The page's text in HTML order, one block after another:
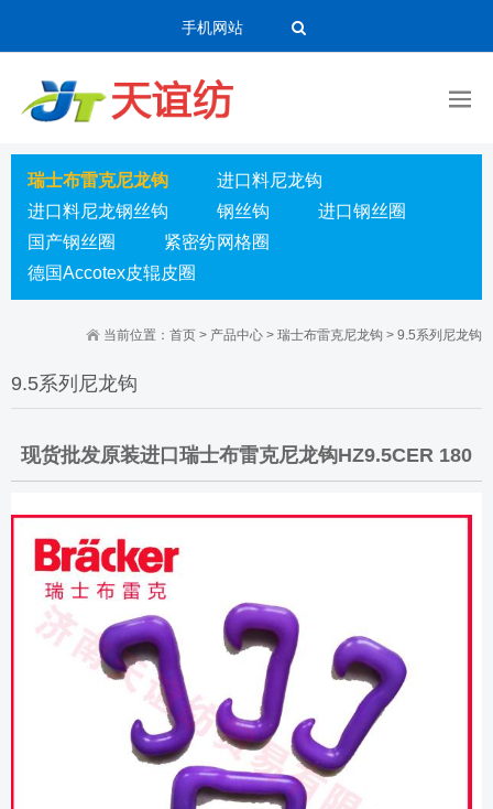
手机网站
瑞士布雷克尼龙钩
进口料尼龙钩
进口料尼龙钢丝钩
钢丝钩
进口钢丝圈
国产钢丝圈
紧密纺网格圈
德国Accotex皮辊皮圈
当前位置： 首页 > 产品中心 > 瑞士布雷克尼龙钩 > 9.5系列尼龙钩
9.5系列尼龙钩
现货批发原装进口瑞士布雷克尼龙钩HZ9.5CER 180